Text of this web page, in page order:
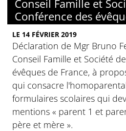
Conseil Famille et
Conférence des
LE 14 FÉVRIER 2019
Déclaration de Mgr Bruno
Conseil Famille et Société
évêques de France, à
qui consacre
formulaires scolaires qui
mentions « parent 1 et
père et mère ».